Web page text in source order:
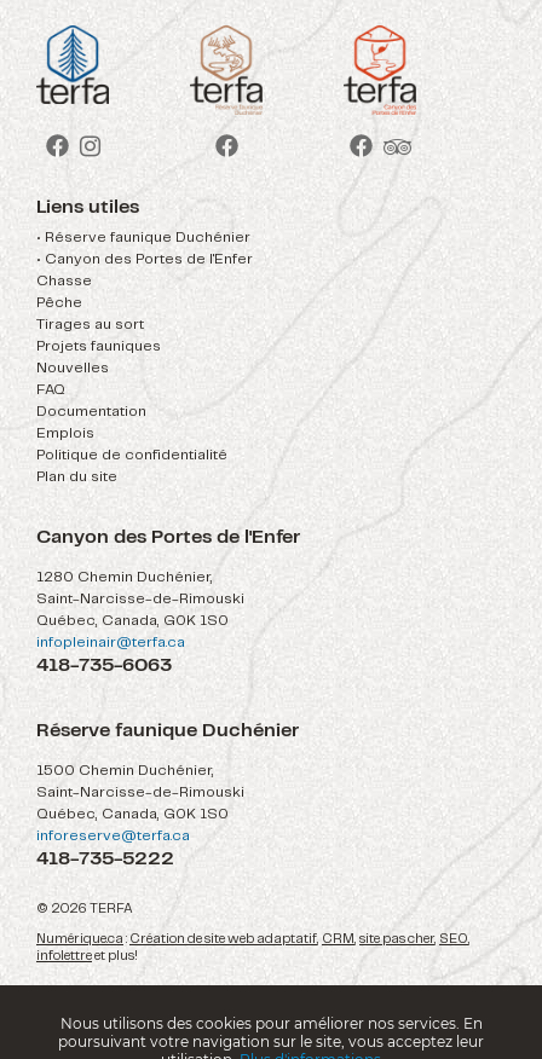
Liens utiles
• Réserve faunique Duchénier
Nouvelles
• Canyon des Portes de l'Enfer
FAQ
Chasse
Documentation
Pêche
Emplois
Tirages au sort
Politique de confidentialité
Projets fauniques
Plan du site
Canyon des Portes de l'Enfer
1280 Chemin Duchénier,
Saint-Narcisse-de-Rimouski
Québec, Canada, G0K 1S0
infopleinair@terfa.ca
418-735-6063
Réserve faunique Duchénier
1500 Chemin Duchénier,
Saint-Narcisse-de-Rimouski
Québec, Canada, G0K 1S0
inforeserve@terfa.ca
418-735-5222
© 2026 TERFA
Numérique.ca : Création de site web adaptatif, CRM, site pas cher, SEO,
infolettre et plus!
Nous utilisons des cookies pour améliorer nos services. En
poursuivant votre navigation sur le site, vous acceptez leur